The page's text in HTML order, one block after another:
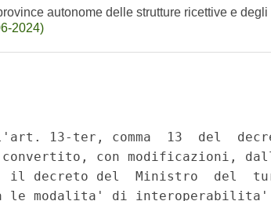
autonome delle strutture ricettive e
2024)